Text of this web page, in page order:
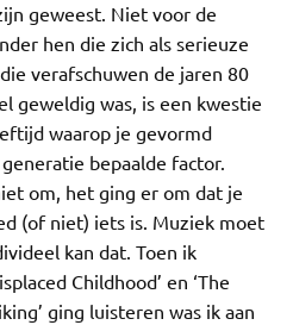
geweest. Niet voor de
hen die zich als serieuze
verafschuwen de jaren 80
geweldig was, is een kwestie
waarop je gevormd
bepaalde factor.
om, het ging er om dat je
(of niet) iets is. Muziek moet
kan dat. Toen ik
Childhood’ en ‘The
ging luisteren was ik aan